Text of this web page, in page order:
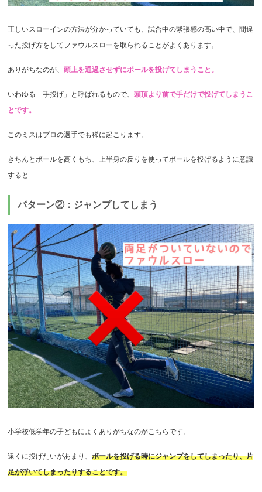
正しいスローインの方法が分かっていても、試合中の緊張感の高い中で、間違
った投げ方をしてファウルスローを取られることがよくあります。
ありがちなのが、頭上を通過させずにボールを投げてしまうこと。
いわゆる「手投げ」と呼ばれるもので、頭頂より前で手だけで投げてしまうこ
とです。
このミスはプロの選手でも稀に起こります。
きちんとボールを高くもち、上半身の反りを使ってボールを投げるように意識
すると
パターン②：ジャンプしてしまう
小学校低学年の子どもによくありがちなのがこちらです。
遠くに投げたいがあまり、ボールを投げる時にジャンプをしてしまったり、片
足が浮いてしまったりすることです。